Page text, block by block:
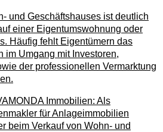
und Geschäftshauses ist deutlich
einer Eigentumswohnung oder
Häufig fehlt Eigentümern das
im Umgang mit Investoren,
der professionellen Vermarktung
Immobilien: Als
für Anlageimmobilien
beim Verkauf von Wohn- und